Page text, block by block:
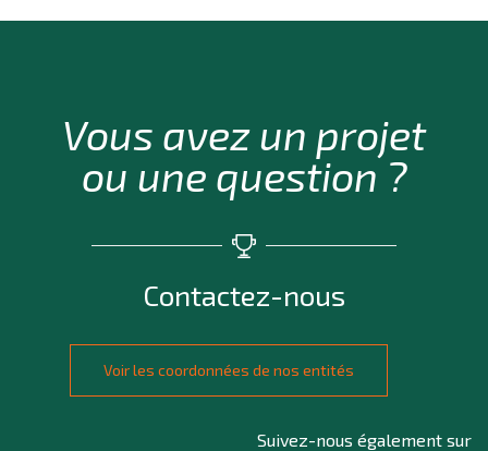
Vous avez un projet
ou une question ?
Contactez-nous
Voir les coordonnées de nos entités
Suivez-nous également sur